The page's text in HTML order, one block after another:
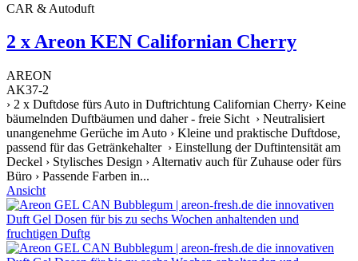
CAR & Autoduft
2 x Areon KEN Californian Cherry
AREON
AK37-2
› 2 x Duftdose fürs Auto in Duftrichtung Californian Cherry› Keine
bäumelnden Duftbäumen und daher - freie Sicht › Neutralisiert
unangenehme Gerüche im Auto › Kleine und praktische Duftdose,
passend für das Getränkehalter › Einstellung der Duftintensität am
Deckel › Stylisches Design › Alternativ auch für Zuhause oder fürs
Büro › Passende Farben in...
Ansicht